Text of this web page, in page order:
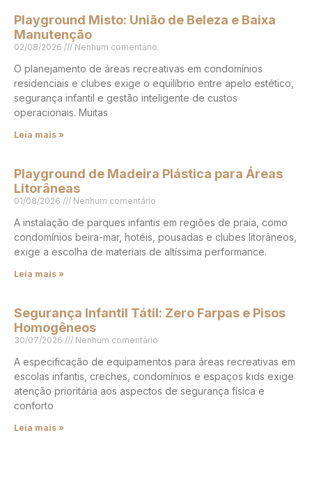
Playground Misto: União de Beleza e Baixa
Manutenção
02/08/2026 Nenhum comentário
O planejamento de áreas recreativas em condomínios
residenciais e clubes exige o equilíbrio entre apelo estético,
segurança infantil e gestão inteligente de custos
operacionais. Muitas
Leia mais »
Playground de Madeira Plástica para Áreas
Litorâneas
01/08/2026 Nenhum comentário
A instalação de parques infantis em regiões de praia, como
condomínios beira-mar, hotéis, pousadas e clubes litorâneos,
exige a escolha de materiais de altíssima performance.
Leia mais »
Segurança Infantil Tátil: Zero Farpas e Pisos
Homogêneos
30/07/2026 Nenhum comentário
A especificação de equipamentos para áreas recreativas em
escolas infantis, creches, condomínios e espaços kids exige
atenção prioritária aos aspectos de segurança física e
conforto
Leia mais »